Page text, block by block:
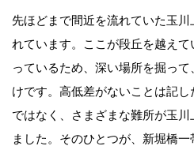
先ほどまで間近を流れていた玉
れています。ここが段丘を越え
っているため、深い場所を掘っ
けです。高低差がないことは記
ではなく、さまざまな難所が玉
ました。そのひとつが、新堀橋一